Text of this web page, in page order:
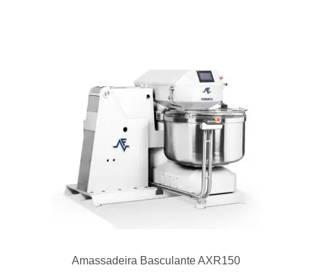
Amassadeira Basculante AXR150